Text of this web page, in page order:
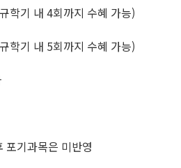
학기 내 4회까지 수혜 가능)
학기 내 5회까지 수혜 가능)
포기과목은 미반영